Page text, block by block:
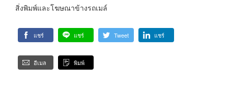
สิ่งพิมพ์และโฆษณาข้างรถเมล์
แชร์ แชร์ Tweet แชร์
อีเมล พิมพ์